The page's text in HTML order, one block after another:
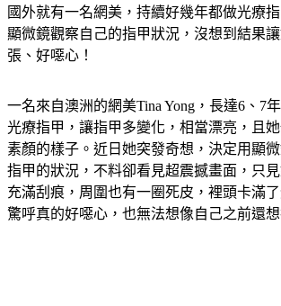
國外就有一名網美，持續好幾年都做光療
顯微鏡觀察自己的指甲狀況，沒想到結果
張、好噁心！
一名來自澳洲的網美Tina Yong，長達6、7
光療指甲，讓指甲多變化，相當漂亮，且
素顏的樣子。近日她突發奇想，決定用顯
指甲的狀況，不料卻看見超震撼畫面，只
充滿刮痕，周圍也有一圈死皮，裡頭卡滿
驚呼真的好噁心，也無法想像自己之前還